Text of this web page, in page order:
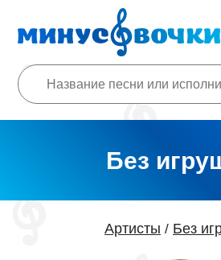
Без
Артисты / Без